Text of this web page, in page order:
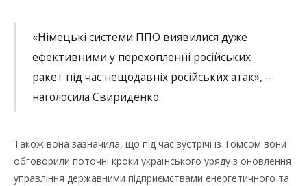
«Німецькі системи ППО виявилися дуже
ефективними у перехопленні російських
ракет під час нещодавніх російських атак», –
наголосила Свириденко.
Також вона зазначила, що під час зустрічі із Томсом вони
обговорили поточні кроки українського уряду з оновлення
управління державними підприємствами енергетичного та